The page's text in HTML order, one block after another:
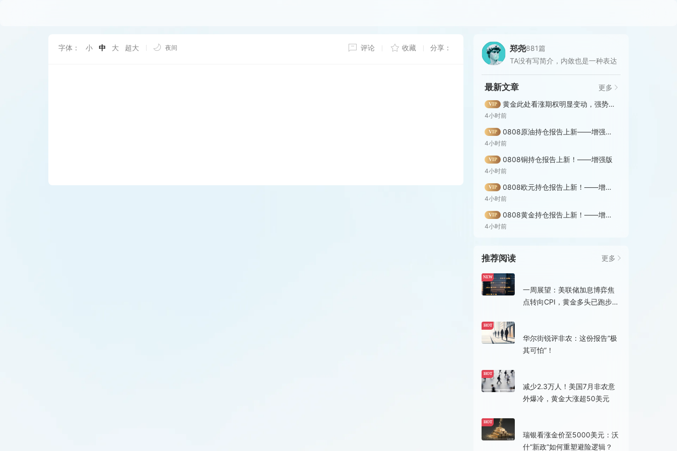
字体： 小 中 大 超大 夜间 评论 收藏 分享： 郑尧881篇
TA没有写简介，内敛也是一种表达
最新文章 更多
VIP 黄金此处看涨期权明显变动，强势行情能否延续？——增强版同步发布！
4小时前
VIP 0808原油持仓报告上新——增强版！
4小时前
VIP 0808铜持仓报告上新！——增强版
4小时前
VIP 0808欧元持仓报告上新！——增强版
4小时前
VIP 0808黄金持仓报告上新！——增强版
4小时前
推荐阅读 更多
NEW
一周展望：美联储加息博弈焦
点转向CPI，黄金多头已跑步进
HOT
华尔街锐评非农：这份报告“极
其可怕”！
HOT
减少2.3万人！美国7月非农意
外爆冷，黄金大涨超50美元
HOT
瑞银看涨金价至5000美元：沃
什“新政”如何重塑避险逻辑？